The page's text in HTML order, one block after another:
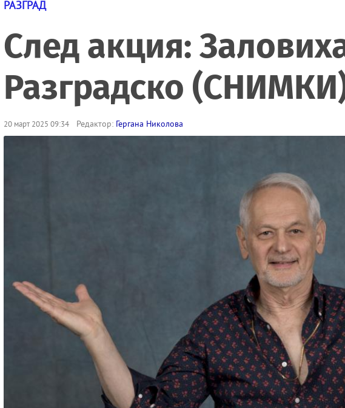
РАЗГРАД
След акция:
Разградско
20 март 2025 09:34 Редактор: Гергана Николова